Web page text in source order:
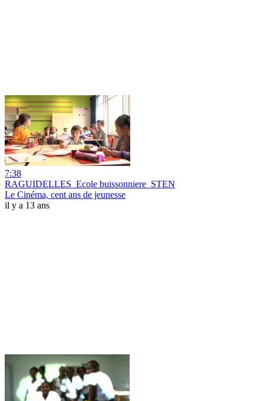
7:38
RAGUIDELLES_Ecole buissonniere_STEN
Le Cinéma, cent ans de jeunesse
il y a 13 ans